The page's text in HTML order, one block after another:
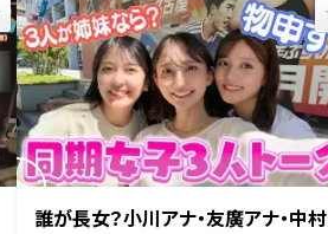
誰が長女？小川アナ・友廣アナ・中村